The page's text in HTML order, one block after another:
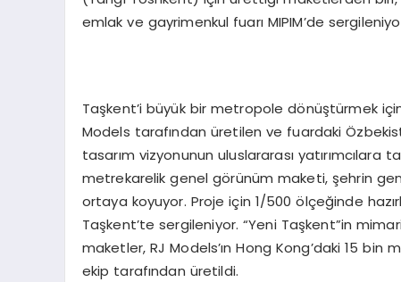
emlak ve gayrimenkul fuarı MIPIM’de
Taşkent’i büyük bir metropole dönüştürmek için
Models tarafından üretilen ve fuardaki
tasarım vizyonunun uluslararası yatırımcılara
metrekarelik genel görünüm maketi, şehrin
ortaya koyuyor. Proje için 1/500 ölçeğinde
Taşkent’te sergileniyor. “Yeni Taşkent”in
maketler, RJ Models’ın Hong Kong’daki 15
ekip tarafından üretildi.